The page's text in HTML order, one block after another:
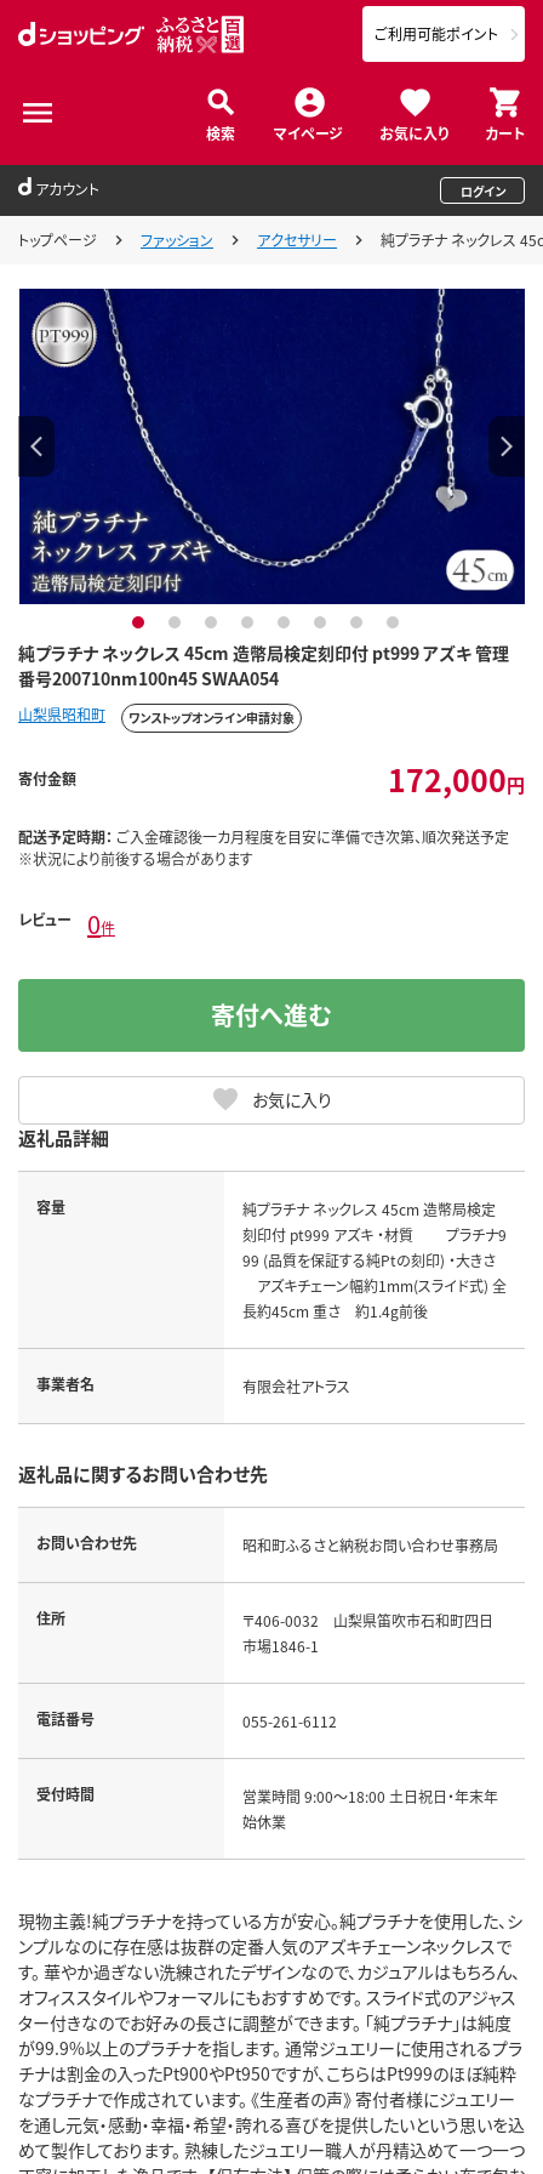
検索 マイページ お気に入り カート
ご利用可能ポイント
アカウント ログイン
トップページ ファッション アクセサリー 純プラチナ ネックレス
純プラチナ ネックレス 45cm 造幣局検定刻印付 pt999 アズキ 管理
番号200710nm100n45 SWAA054
1 2 3 4 5 6 7 8
山梨県昭和町 ワンストップオンライン申請対象
寄付金額 172,000円
配送予定時期： ご入金確認後一カ月程度を目安に準備でき次第、順次発送予定
※状況により前後する場合があります
レビュー 0件
お気に入り
寄付へ進む
返礼品詳細
容量
純プラチナ ネックレス 45cm 造幣局検定
刻印付 pt999 アズキ ・材質 プラチナ9
99 (品質を保証する純Ptの刻印) ・大きさ
アズキチェーン幅約1mm(スライド式) 全
長約45cm 重さ 約1.4g前後
事業者名 有限会社アトラス
返礼品に関するお問い合わせ先
お問い合わせ先 昭和町ふるさと納税お問い合わせ事務局
住所
〒406-0032 山梨県笛吹市石和町四日
市場1846-1
電話番号 055-261-6112
受付時間
営業時間 9:00～18:00 土日祝日・年末年
始休業
現物主義!純プラチナを持っている方が安心。純プラチナを使用した、シ
ンプルなのに存在感は抜群の定番人気のアズキチェーンネックレスで
す。 華やか過ぎない洗練されたデザインなので、カジュアルはもちろん、
オフィススタイルやフォーマルにもおすすめです。 スライド式のアジャス
ター付きなのでお好みの長さに調整ができます。 「純プラチナ」は純度
が99.9%以上のプラチナを指します。 通常ジュエリーに使用されるプラ
チナは割金の入ったPt900やPt950ですが、こちらはPt999のほぼ純粋
なプラチナで作成されています。 《生産者の声》 寄付者様にジュエリー
を通し元気・感動・幸福・希望・誇れる喜びを提供したいという思いを込
めて製作しております。 熟練したジュエリー職人が丹精込めて一つ一つ